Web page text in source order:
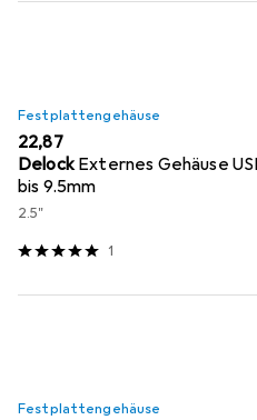
Festplattengehäuse
EUR
22,87
Delock Externes Gehäuse
bis 9.5mm
2.5"
1
Festplattengehäuse